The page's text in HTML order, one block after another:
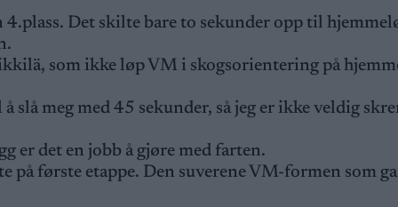
4.plass. Det skilte bare to sekunder opp til
som ikke løp VM i skogsorientering på
slå meg med 45 sekunder, så jeg er ikke veldig
er det en jobb å gjøre med farten.
første etappe. Den suverene VM-formen som